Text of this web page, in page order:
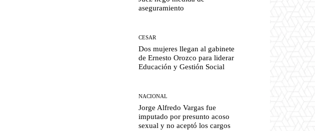
aseguramiento
CESAR
Dos mujeres llegan al gabinete
de Ernesto Orozco para liderar
Educación y Gestión Social
NACIONAL
Jorge Alfredo Vargas fue
imputado por presunto acoso
sexual y no aceptó los cargos